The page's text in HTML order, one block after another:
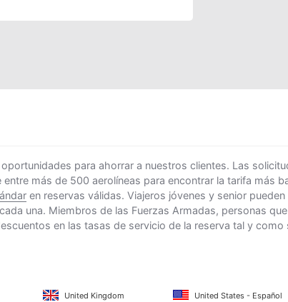
para ahorrar a nuestros clientes. Las
más de 500 aerolíneas para encontrar la tarifa más
en reservas válidas. Viajeros jóvenes y senior
una. Miembros de las Fuerzas Armadas, personas
en las tasas de servicio de la reserva tal y como
United Kingdom United States - Español